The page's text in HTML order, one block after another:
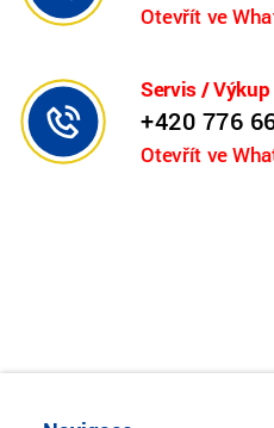
Otevřít ve
Servis / Výkup
+420 776
Otevřít ve